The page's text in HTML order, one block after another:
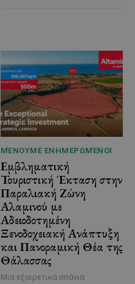
ΜΈΝΟΥΜΕ ΕΝΗΜΕΡΩΜΈΝΟΙ
Εμβληματική
Τουριστική Έκταση στην
Παραλιακή Ζώνη
Αλαμινού με
Αδειοδοτημένη
Ξενοδοχειακή Ανάπτυξη
και Πανοραμική Θέα της
Θάλασσας
Μια εξαιρετικά σπάνια